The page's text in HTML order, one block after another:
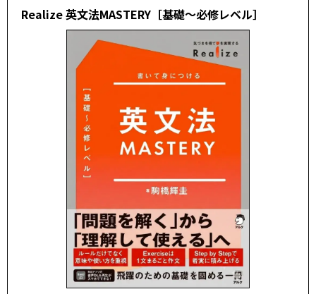
Realize 英文法MASTERY［基礎～必修レベル］